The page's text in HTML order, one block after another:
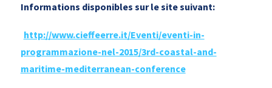
Informations disponibles sur le site suivant:
http://www.cieffeerre.it/Eventi/eventi-in-
programmazione-nel-2015/3rd-coastal-and-
maritime-mediterranean-conference